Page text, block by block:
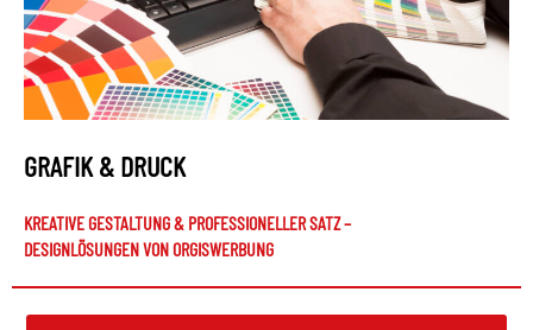
GRAFIK & DRUCK
KREATIVE GESTALTUNG & PROFESSIONELLER SATZ –
DESIGNLÖSUNGEN VON ORGISWERBUNG